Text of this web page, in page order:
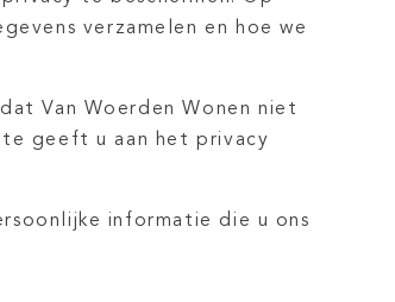
verzamelen en hoe we
Van Woerden Wonen niet
geeft u aan het privacy
informatie die u ons